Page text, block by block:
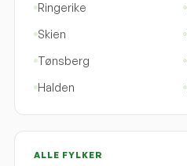
Ringerike
Skien
Tønsberg
Halden
ALLE FYLKER